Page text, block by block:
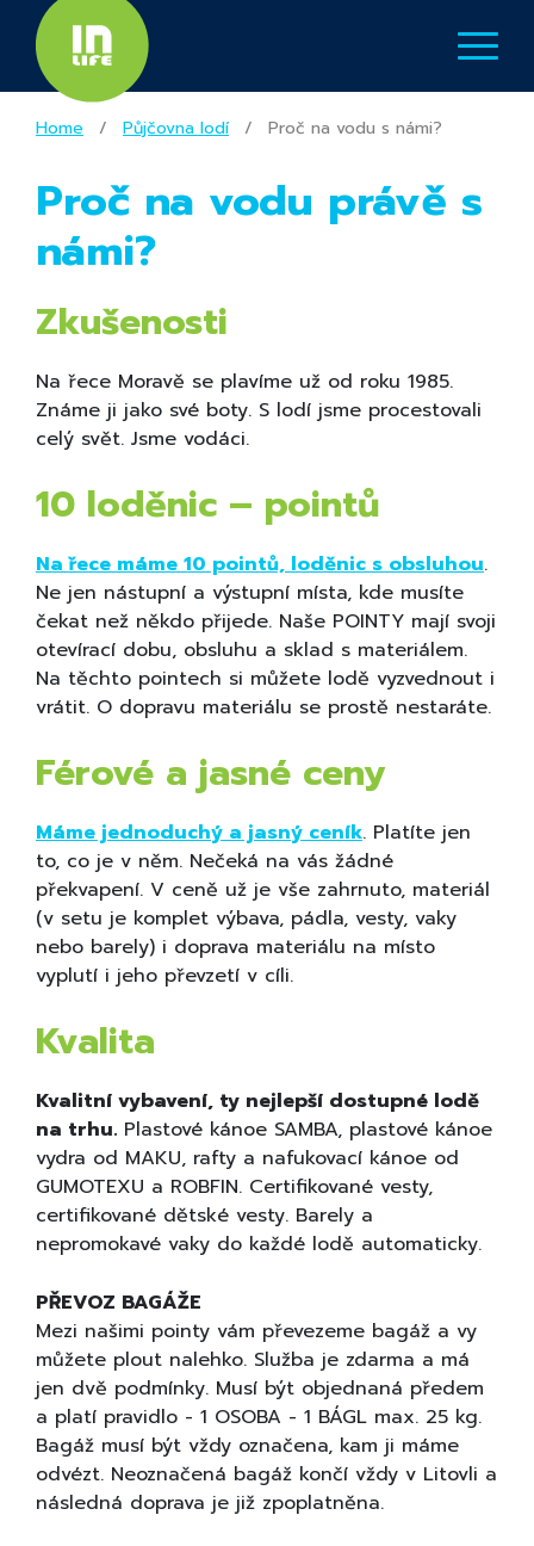
Home / Půjčovna lodí / Proč na vodu s námi?
Proč na vodu právě s
námi?
Zkušenosti
Na řece Moravě se plavíme už od roku 1985.
Známe ji jako své boty. S lodí jsme procestovali
celý svět. Jsme vodáci.
10 loděnic – pointů
Na řece máme 10 pointů, loděnic s obsluhou.
Ne jen nástupní a výstupní místa, kde musíte
čekat než někdo přijede. Naše POINTY mají svoji
otevírací dobu, obsluhu a sklad s materiálem.
Na těchto pointech si můžete lodě vyzvednout i
vrátit. O dopravu materiálu se prostě nestaráte.
Férové a jasné ceny
Máme jednoduchý a jasný ceník. Platíte jen
to, co je v něm. Nečeká na vás žádné
překvapení. V ceně už je vše zahrnuto, materiál
(v setu je komplet výbava, pádla, vesty, vaky
nebo barely) i doprava materiálu na místo
vyplutí i jeho převzetí v cíli.
Kvalita
Kvalitní vybavení, ty nejlepší dostupné lodě
na trhu. Plastové kánoe SAMBA, plastové kánoe
vydra od MAKU, rafty a nafukovací kánoe od
GUMOTEXU a ROBFIN. Certifikované vesty,
certifikované dětské vesty. Barely a
nepromokavé vaky do každé lodě automaticky.
PŘEVOZ BAGÁŽE
Mezi našimi pointy vám převezeme bagáž a vy
můžete plout nalehko. Služba je zdarma a má
jen dvě podmínky. Musí být objednaná předem
a platí pravidlo - 1 OSOBA - 1 BÁGL max. 25 kg.
Bagáž musí být vždy označena, kam ji máme
odvézt. Neoznačená bagáž končí vždy v Litovli a
následná doprava je již zpoplatněna.